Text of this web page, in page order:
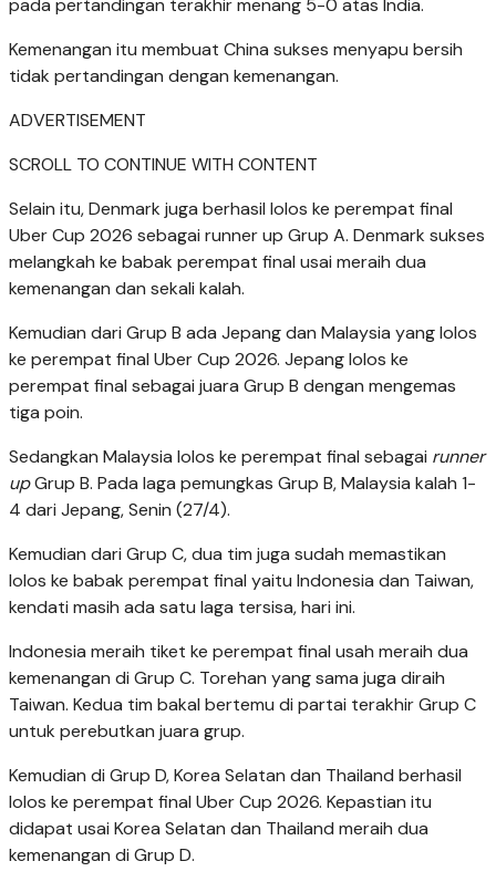
pada pertandingan terakhir menang 5-0 atas India.
Kemenangan itu membuat China sukses menyapu bersih
tidak pertandingan dengan kemenangan.
ADVERTISEMENT
SCROLL TO CONTINUE WITH CONTENT
Selain itu, Denmark juga berhasil lolos ke perempat final
Uber Cup 2026 sebagai runner up Grup A. Denmark sukses
melangkah ke babak perempat final usai meraih dua
kemenangan dan sekali kalah.
Kemudian dari Grup B ada Jepang dan Malaysia yang lolos
ke perempat final Uber Cup 2026. Jepang lolos ke
perempat final sebagai juara Grup B dengan mengemas
tiga poin.
Sedangkan Malaysia lolos ke perempat final sebagai runner
upGrup B. Pada laga pemungkas Grup B, Malaysia kalah 1-
4 dari Jepang, Senin (27/4).
Kemudian dari Grup C, dua tim juga sudah memastikan
lolos ke babak perempat final yaitu Indonesia dan Taiwan,
kendati masih ada satu laga tersisa, hari ini.
Indonesia meraih tiket ke perempat final usah meraih dua
kemenangan di Grup C. Torehan yang sama juga diraih
Taiwan. Kedua tim bakal bertemu di partai terakhir Grup C
untuk perebutkan juara grup.
Kemudian di Grup D, Korea Selatan dan Thailand berhasil
lolos ke perempat final Uber Cup 2026. Kepastian itu
didapat usai Korea Selatan dan Thailand meraih dua
kemenangan di Grup D.